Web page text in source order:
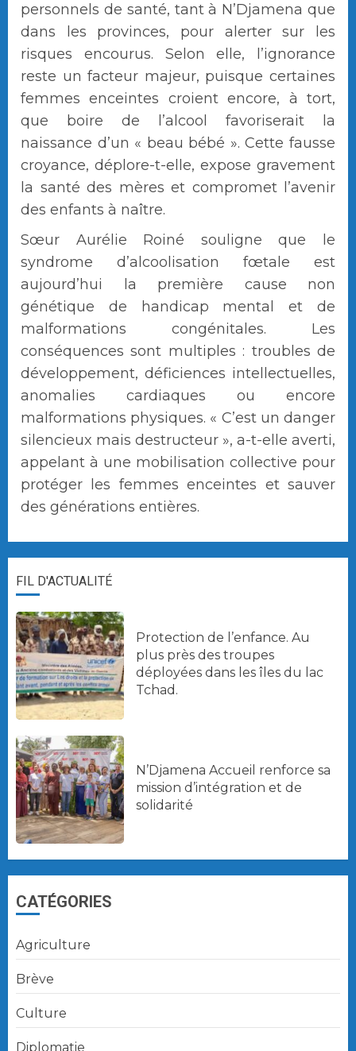
personnels de santé, tant à N’Djamena que
dans les provinces, pour alerter sur les
risques encourus. Selon elle, l’ignorance
reste un facteur majeur, puisque certaines
femmes enceintes croient encore, à tort,
que boire de l’alcool favoriserait la
naissance d’un « beau bébé ». Cette fausse
croyance, déplore-t-elle, expose gravement
la santé des mères et compromet l’avenir
des enfants à naître.
Sœur Aurélie Roiné souligne que le
syndrome d’alcoolisation fœtale est
aujourd’hui la première cause non
génétique de handicap mental et de
malformations congénitales. Les
conséquences sont multiples : troubles de
développement, déficiences intellectuelles,
anomalies cardiaques ou encore
malformations physiques. « C’est un danger
silencieux mais destructeur », a-t-elle averti,
appelant à une mobilisation collective pour
protéger les femmes enceintes et sauver
des générations entières.
FIL D'ACTUALITÉ
Protection de l’enfance. Au
plus près des troupes
déployées dans les îles du lac
Tchad.
N’Djamena Accueil renforce sa
mission d’intégration et de
solidarité
CATÉGORIES
Agriculture
Brève
Culture
Diplomatie